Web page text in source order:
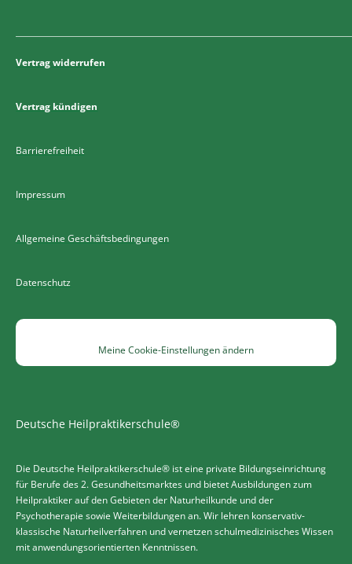
Vertrag widerrufen
Vertrag kündigen
Barrierefreiheit
Impressum
Allgemeine Geschäftsbedingungen
Datenschutz
Meine Cookie-Einstellungen ändern
Deutsche Heilpraktikerschule®
Die Deutsche Heilpraktikerschule® ist eine private Bildungseinrichtung
für Berufe des 2. Gesundheitsmarktes und bietet Ausbildungen zum
Heilpraktiker auf den Gebieten der Naturheilkunde und der
Psychotherapie sowie Weiterbildungen an. Wir lehren konservativ-
klassische Naturheilverfahren und vernetzen schulmedizinisches Wissen
mit anwendungsorientierten Kenntnissen.